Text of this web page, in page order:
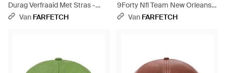
Durag Verfraaid Met Stras -
Zwart
Van FARFETCH
9Forty Nfl Team New Orleans
Saints Honkbalpet - Zwart
Van FARFETCH